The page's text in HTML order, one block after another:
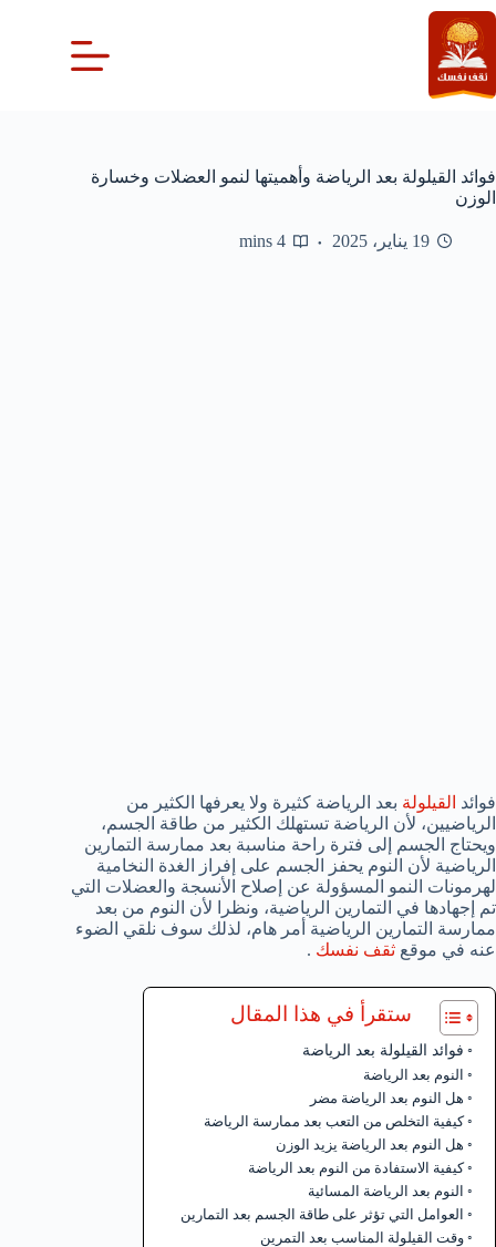
التجاوز
إلى
المحتوى
فوائد القيلولة بعد الرياضة وأهميتها لنمو العضلات وخسارة
الوزن
19 يناير، 2025 4 mins
فوائد القيلولة بعد الرياضة كثيرة ولا يعرفها الكثير من
الرياضيين، لأن الرياضة تستهلك الكثير من طاقة الجسم،
ويحتاج الجسم إلى فترة راحة مناسبة بعد ممارسة التمارين
الرياضية لأن النوم يحفز الجسم على إفراز الغدة النخامية
لهرمونات النمو المسؤولة عن إصلاح الأنسجة والعضلات التي
تم إجهادها في التمارين الرياضية، ونظرا لأن النوم من بعد
ممارسة التمارين الرياضية أمر هام، لذلك سوف نلقي الضوء
عنه في موقع ثقف نفسك .
ستقرأ في هذا المقال
فوائد القيلولة بعد الرياضة
النوم بعد الرياضة
هل النوم بعد الرياضة مضر
كيفية التخلص من التعب بعد ممارسة الرياضة
هل النوم بعد الرياضة يزيد الوزن
كيفية الاستفادة من النوم بعد الرياضة
النوم بعد الرياضة المسائية
العوامل التي تؤثر على طاقة الجسم بعد التمارين
وقت القيلولة المناسب بعد التمرين